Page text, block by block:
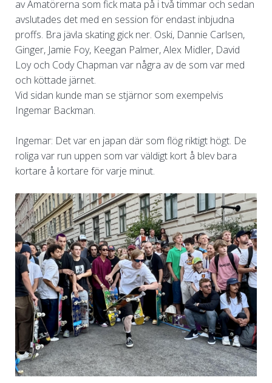
av Amatörerna som fick mata på i två timmar och sedan
avslutades det med en session för endast inbjudna
proffs. Bra jävla skating gick ner. Oski, Dannie Carlsen,
Ginger, Jamie Foy, Keegan Palmer, Alex Midler, David
Loy och Cody Chapman var några av de som var med
och köttade järnet.
Vid sidan kunde man se stjärnor som exempelvis
Ingemar Backman.
Ingemar: Det var en japan där som flög riktigt högt. De
roliga var run uppen som var väldigt kort å blev bara
kortare å kortare för varje minut.